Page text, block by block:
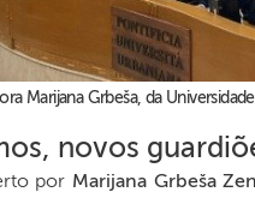
Marijana Grbeša, da
novos
por Marijana Grbeša